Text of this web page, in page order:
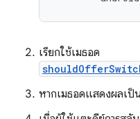
เรียกใช้เมธอด
หากเมธอดแสดงผลเ